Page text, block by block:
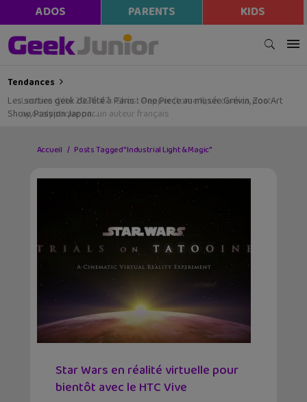
ADOS PARENTS KIDS
Tendances
Les sorties geek de l’été à Paris : One Piece au musée Grévin, Zoo Art
Show, Passion Japon…
Accueil Posts Tagged "Industrial Light & Magic"
Star Wars en réalité virtuelle pour
bientôt avec le HTC Vive